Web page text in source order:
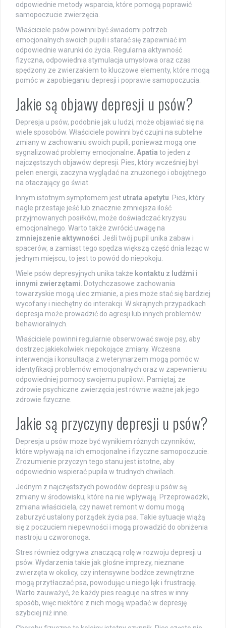
odpowiednie metody wsparcia, które pomogą poprawić
samopoczucie zwierzęcia.
Właściciele psów powinni być świadomi potrzeb
emocjonalnych swoich pupili i starać się zapewniać im
odpowiednie warunki do życia. Regularna aktywność
fizyczna, odpowiednia stymulacja umysłowa oraz czas
spędzony ze zwierzakiem to kluczowe elementy, które mogą
pomóc w zapobieganiu depresji i poprawie samopoczucia.
Jakie są objawy depresji u psów?
Depresja u psów, podobnie jak u ludzi, może objawiać się na
wiele sposobów. Właściciele powinni być czujni na subtelne
zmiany w zachowaniu swoich pupili, ponieważ mogą one
sygnalizować problemy emocjonalne. Apatia to jeden z
najczęstszych objawów depresji. Pies, który wcześniej był
pełen energii, zaczyna wyglądać na znużonego i obojętnego
na otaczający go świat.
Innym istotnym symptomem jest utrata apetytu. Pies, który
nagle przestaje jeść lub znacznie zmniejsza ilość
przyjmowanych posiłków, może doświadczać kryzysu
emocjonalnego. Warto także zwrócić uwagę na
zmniejszenie aktywności. Jeśli twój pupil unika zabaw i
spacerów, a zamiast tego spędza większą część dnia leżąc w
jednym miejscu, to jest to powód do niepokoju.
Wiele psów depresyjnych unika także kontaktu z ludźmi i
innymi zwierzętami. Dotychczasowe zachowania
towarzyskie mogą ulec zmianie, a pies może stać się bardziej
wycofany i niechętny do interakcji. W skrajnych przypadkach
depresja może prowadzić do agresji lub innych problemów
behawioralnych.
Właściciele powinni regularnie obserwować swoje psy, aby
dostrzec jakiekolwiek niepokojące zmiany. Wczesna
interwencja i konsultacja z weterynarzem mogą pomóc w
identyfikacji problemów emocjonalnych oraz w zapewnieniu
odpowiedniej pomocy swojemu pupilowi. Pamiętaj, że
zdrowie psychiczne zwierzęcia jest równie ważne jak jego
zdrowie fizyczne.
Jakie są przyczyny depresji u psów?
Depresja u psów może być wynikiem różnych czynników,
które wpływają na ich emocjonalne i fizyczne samopoczucie.
Zrozumienie przyczyn tego stanu jest istotne, aby
odpowiednio wspierać pupila w trudnych chwilach.
Jednym z najczęstszych powodów depresji u psów są
zmiany w środowisku, które na nie wpływają. Przeprowadzki,
zmiana właściciela, czy nawet remont w domu mogą
zaburzyć ustalony porządek życia psa. Takie sytuacje wiążą
się z poczuciem niepewności i mogą prowadzić do obniżenia
nastroju u czworonoga.
Stres również odgrywa znaczącą rolę w rozwoju depresji u
psów. Wydarzenia takie jak głośne imprezy, nieznane
zwierzęta w okolicy, czy intensywne bodźce zewnętrzne
mogą przytłaczać psa, powodując u niego lęk i frustrację.
Warto zauważyć, że każdy pies reaguje na stres w inny
sposób, więc niektóre z nich mogą wpadać w depresję
szybciej niż inne.